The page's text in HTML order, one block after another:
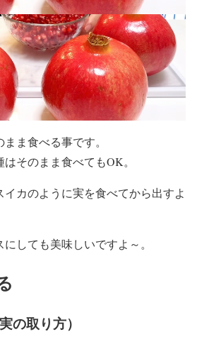
ま食べる事です。
そのまま食べてもOK。
カのように実を食べてから出すよ
しても美味しいですよ～。
の取り方）